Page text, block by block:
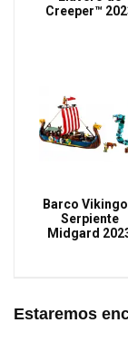
Creeper™
Barco
Serpiente
Midgard
Estaremos